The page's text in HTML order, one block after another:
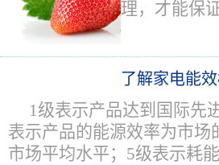
理，才能保
了解家电能
1级表示产品达到国际先
表示产品的能源效率为市
市场平均水平；5级表示耗